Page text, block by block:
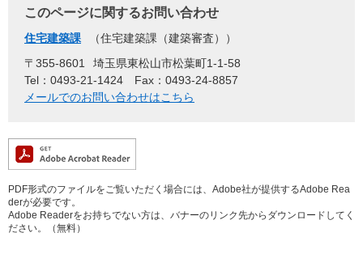
このページに関するお問い合わせ
住宅建築課
住宅建築課（建築審査）
〒355-8601
埼玉県東松山市松葉町1-1-58
Tel：0493-21-1424
Fax：0493-24-8857
メールでのお問い合わせはこちら
PDF形式のファイルをご覧いただく場合には、Adobe社が提供するAdobe Rea
derが必要です。
Adobe Readerをお持ちでない方は、バナーのリンク先からダウンロードしてく
ださい。（無料）